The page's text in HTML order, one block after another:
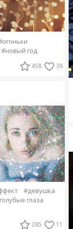
#новый год
458 38
#девушка
глаза
285 11